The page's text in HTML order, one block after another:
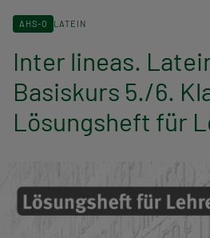
d
n
a
v
g
a
AHS-O LATEIN
Inter lineas.
Basiskurs 5./6.
Lösungsheft für